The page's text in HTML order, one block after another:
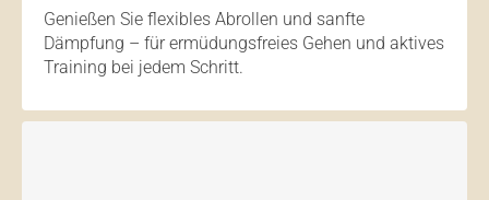
Genießen Sie flexibles Abrollen und sanfte
Dämpfung – für ermüdungsfreies Gehen und aktives
Training bei jedem Schritt.